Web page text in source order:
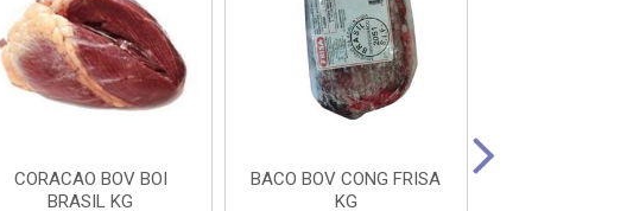
CORACAO BOV BOI
BRASIL KG
BACO BOV CONG FRISA
KG